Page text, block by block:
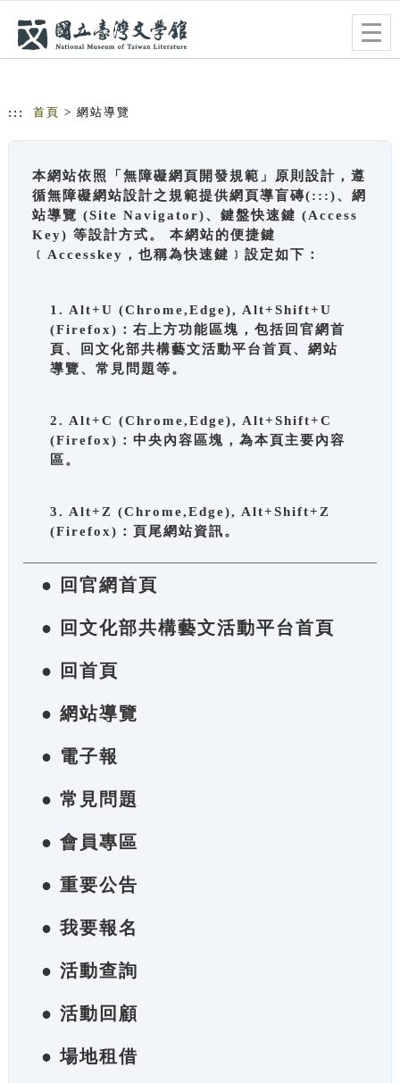
::: 首頁 > 網站導覽
本網站依照「無障礙網頁開發規範」原則設計，遵
循無障礙網站設計之規範提供網頁導盲磚(:::)、網
站導覽 (Site Navigator)、鍵盤快速鍵 (Access
Key) 等設計方式。 本網站的便捷鍵
﹝Accesskey，也稱為快速鍵﹞設定如下：
1. Alt+U (Chrome,Edge), Alt+Shift+U
(Firefox)：右上方功能區塊，包括回官網首
頁、回文化部共構藝文活動平台首頁、網站
導覽、常見問題等。
2. Alt+C (Chrome,Edge), Alt+Shift+C
(Firefox)：中央內容區塊，為本頁主要內容
區。
3. Alt+Z (Chrome,Edge), Alt+Shift+Z
(Firefox)：頁尾網站資訊。
● 回官網首頁
● 回文化部共構藝文活動平台首頁
● 回首頁
● 網站導覽
● 電子報
● 常見問題
● 會員專區
● 重要公告
● 我要報名
● 活動查詢
● 活動回顧
● 場地租借